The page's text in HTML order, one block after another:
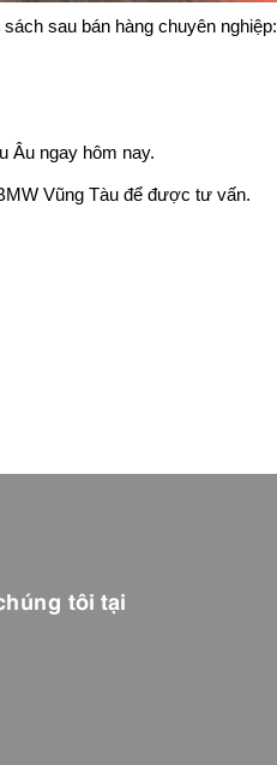
sau bán hàng chuyên nghiệp:
Âu ngay hôm nay.
Vũng Tàu để được tư vấn.
tôi tại